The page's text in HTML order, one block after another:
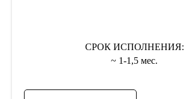
СРОК ИСПОЛНЕНИЯ:
~ 1-1,5 мес.